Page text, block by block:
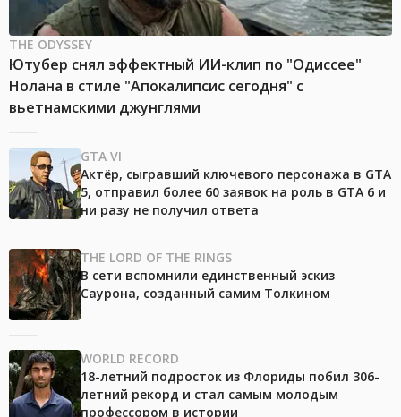
THE ODYSSEY
Ютубер снял эффектный ИИ-клип по "Одиссее"
Нолана в стиле "Апокалипсис сегодня" с
вьетнамскими джунглями
GTA VI
Актёр, сыгравший ключевого персонажа в GTA
5, отправил более 60 заявок на роль в GTA 6 и
ни разу не получил ответа
THE LORD OF THE RINGS
В сети вспомнили единственный эскиз
Саурона, созданный самим Толкином
WORLD RECORD
18-летний подросток из Флориды побил 306-
летний рекорд и стал самым молодым
профессором в истории